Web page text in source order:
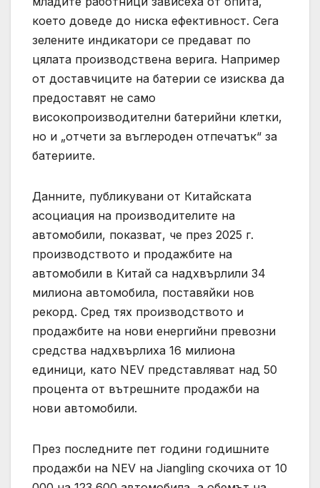
което доведе до ниска ефективност. Сега
зелените индикатори се предават по
цялата производствена верига. Например
от доставчиците на батерии се изисква да
предоставят не само
високопроизводителни батерийни клетки,
но и „отчети за въглероден отпечатък“ за
батериите.
Данните, публикувани от Китайската
асоциация на производителите на
автомобили, показват, че през 2025 г.
производството и продажбите на
автомобили в Китай са надхвърлили 34
милиона автомобила, поставяйки нов
рекорд. Сред тях производството и
продажбите на нови енергийни превозни
средства надхвърлиха 16 милиона
единици, като NEV представляват над 50
процента от вътрешните продажби на
нови автомобили.
През последните пет години годишните
продажби на NEV на Jiangling скочиха от 10